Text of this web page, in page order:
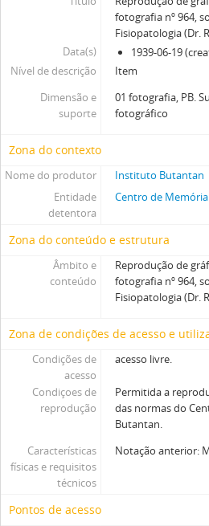
fotografia nº 964,
Fisiopatologia (Dr.
Data(s)
1939-06-19
Nível de descrição
Item
Dimensão e
suporte
01 fotografia, PB.
fotográfico
Zona do contexto
Nome do produtor
Instituto Butantan
Entidade
detentora
Centro de
Zona do conteúdo e estrutura
Âmbito e
conteúdo
Reprodução de
fotografia nº 964,
Fisiopatologia (Dr.
Zona de condições de acesso e
Condições de
acesso
acesso livre.
Condiçoes de
reprodução
Permitida a
das normas do
Butantan.
Características
físicas e requisitos
técnicos
Notação anterior:
Pontos de acesso